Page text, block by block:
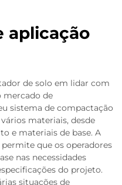
aplicação
de solo em lidar com
mercado de
sistema de compactação
materiais, desde
e materiais de base. A
que os operadores
nas necessidades
do projeto.
situações de